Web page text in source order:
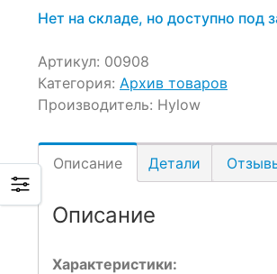
Нет на складе, но доступно под
Артикул: 00908
Категория: Архив товаров
Производитель: Hylow
Описание Детали
Описание
Характеристики: